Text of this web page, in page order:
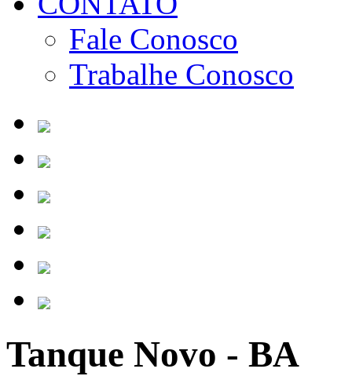
Fale Conosco
Trabalhe Conosco
Tanque Novo - BA